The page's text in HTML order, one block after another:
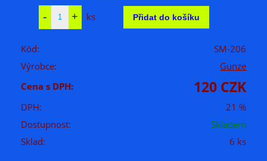
ks
Kód:
SM-206
Výrobce:
Gunze
Cena s DPH:
120 CZK
DPH:
21 %
Dostupnost:
Skladem
Sklad:
6 ks